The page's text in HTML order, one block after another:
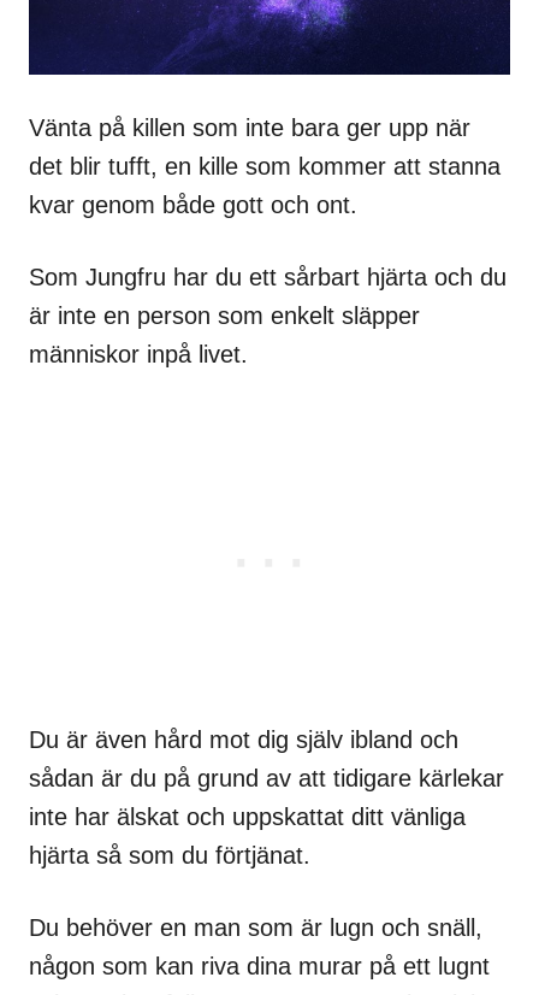
Vänta på killen som inte bara ger upp när
det blir tufft, en kille som kommer att stanna
kvar genom både gott och ont.
Som Jungfru har du ett sårbart hjärta och du
är inte en person som enkelt släpper
människor inpå livet.
Du är även hård mot dig själv ibland och
sådan är du på grund av att tidigare kärlekar
inte har älskat och uppskattat ditt vänliga
hjärta så som du förtjänat.
Du behöver en man som är lugn och snäll,
någon som kan riva dina murar på ett lugnt